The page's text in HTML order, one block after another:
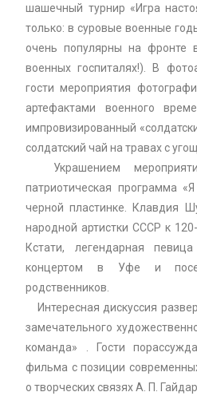
шашечный турнир «Игра
только: в суровые военные
очень популярны на
военных госпиталях!). В
гости мероприятия
артефактами военного
импровизированный
солдатский чай на травах с
Украшением
патриотическая программа
черной пластинке. Клавдия
народной артистки СССР к
Кстати, легендарная
концертом в Уфе и
родственников.
Интересная дискуссия
замечательного
команда» . Гости
фильма с позиции
о творческих связях А. П.